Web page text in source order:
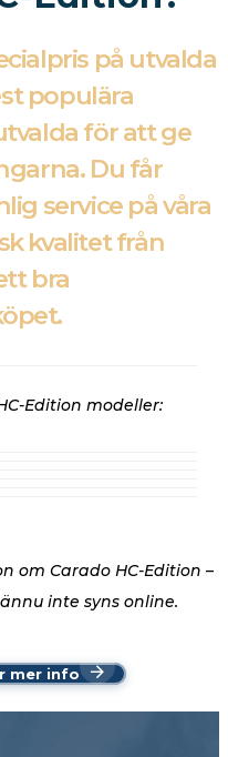
på utvalda
populära
för att ge
Du får
service på våra
kvalitet från
bra
Edition modeller:
om Carado HC-Edition –
inte syns online.
mer info